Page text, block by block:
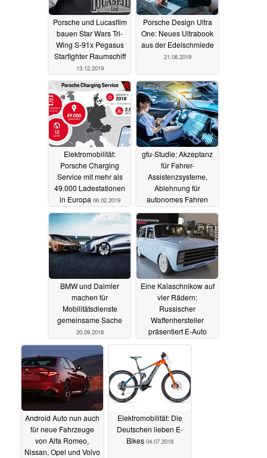
Porsche und Lucasfilm
bauen Star Wars Tri-
Wing S-91x Pegasus
Starfighter Raumschiff
13.12.2019
Porsche Design Ultra
One: Neues Ultrabook
aus der Edelschmiede
21.08.2019
Elektromobilität:
Porsche Charging
Service mit mehr als
49.000 Ladestationen
in Europa 06.02.2019
gfu-Studie: Akzeptanz
für Fahrer-
Assistenzsysteme,
Ablehnung für
autonomes Fahren
10.10.2018
BMW und Daimler
machen für
Mobilitätsdienste
gemeinsame Sache
20.09.2018
Eine Kalaschnikow auf
vier Rädern:
Russischer
Waffenhersteller
präsentiert E-Auto
Android Auto nun auch
für neue Fahrzeuge
von Alfa Romeo,
Nissan, Opel und Volvo
Elektromobilität: Die
Deutschen lieben E-
Bikes 04.07.2018